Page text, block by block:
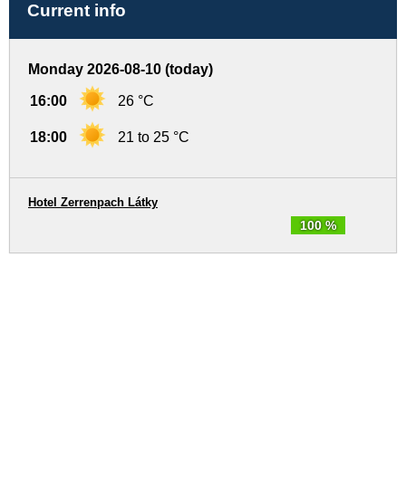
Current info
Monday 2026-08-10 (today)
16:00 26 °C
18:00 21 to 25 °C
100 %
Hotel Zerrenpach Látky